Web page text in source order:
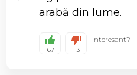
arabă din lume.
67 13
Interesant?